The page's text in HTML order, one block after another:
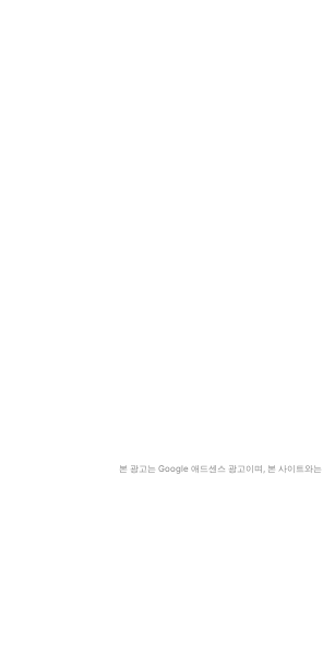
본 광고는 Google 애드센스 광고이며, 본 사이트와는